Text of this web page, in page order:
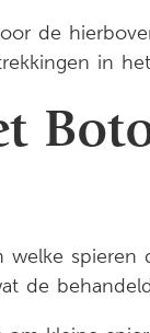
de
in
de